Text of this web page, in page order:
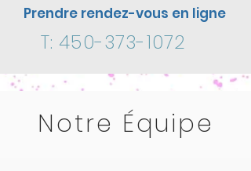
Prendre rendez-vous en ligne
T: 450-373-1072
Notre Équipe